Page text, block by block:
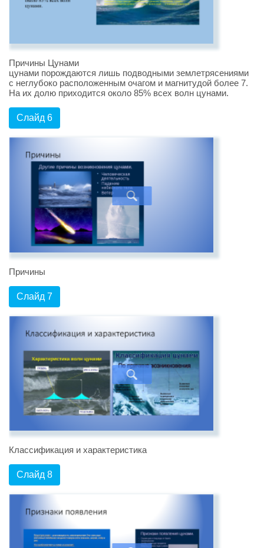
Причины Цунами
цунами порождаются лишь подводными землетрясениями
с неглубоко расположенным очагом и магнитудой более 7.
На их долю приходится около 85% всех волн цунами.
Слайд 6
Причины
Слайд 7
Классификация и характеристика
Слайд 8